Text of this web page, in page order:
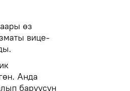
өз
вице-
Анда
баруусун